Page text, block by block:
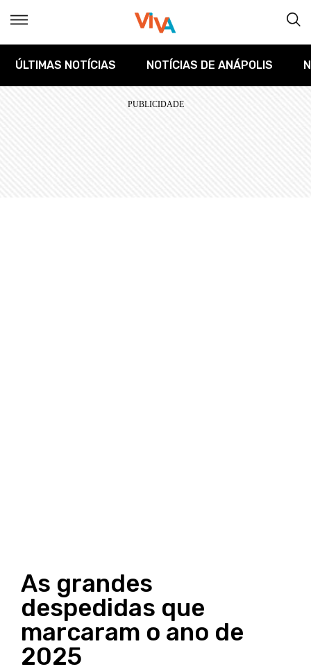
ÚLTIMAS NOTÍCIAS NOTÍCIAS DE ANÁPOLIS
As grandes
despedidas que
marcaram o ano de
2025